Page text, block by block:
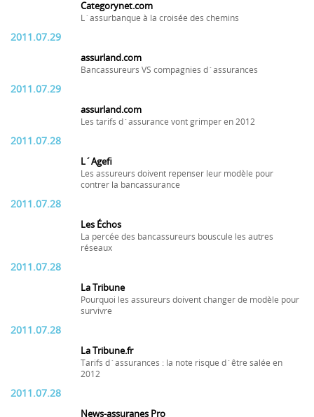
Categorynet.com
L´assurbanque à la croisée des chemins
2011.07.29
assurland.com
Bancassureurs VS compagnies d´assurances
2011.07.29
assurland.com
Les tarifs d´assurance vont grimper en 2012
2011.07.28
L´Agefi
Les assureurs doivent repenser leur modèle pour
contrer la bancassurance
2011.07.28
Les Échos
La percée des bancassureurs bouscule les autres
réseaux
2011.07.28
La Tribune
Pourquoi les assureurs doivent changer de modèle pour
survivre
2011.07.28
La Tribune.fr
Tarifs d´assurances : la note risque d´être salée en
2012
2011.07.28
News-assuranes Pro